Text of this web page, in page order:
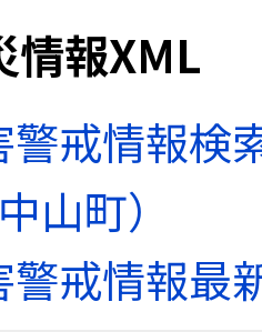
情報XML
警戒情報検
山町）
警戒情報最